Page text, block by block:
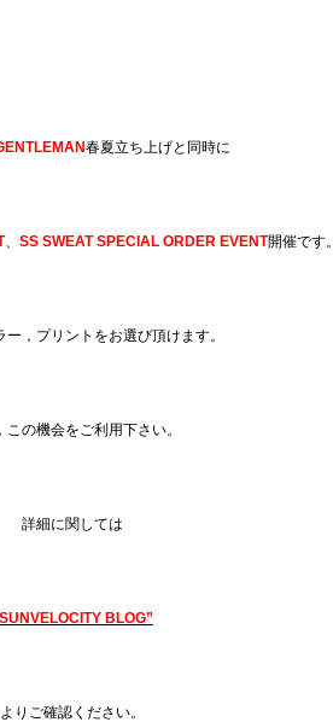
春夏立ち上げと同時に
、 SS SWEATSPECIAL ORDER EVENT開催です。
ー，プリントをお選び頂けます。
この機会をご利用下さい。
詳細に関しては
BLOG”
よりご確認ください。